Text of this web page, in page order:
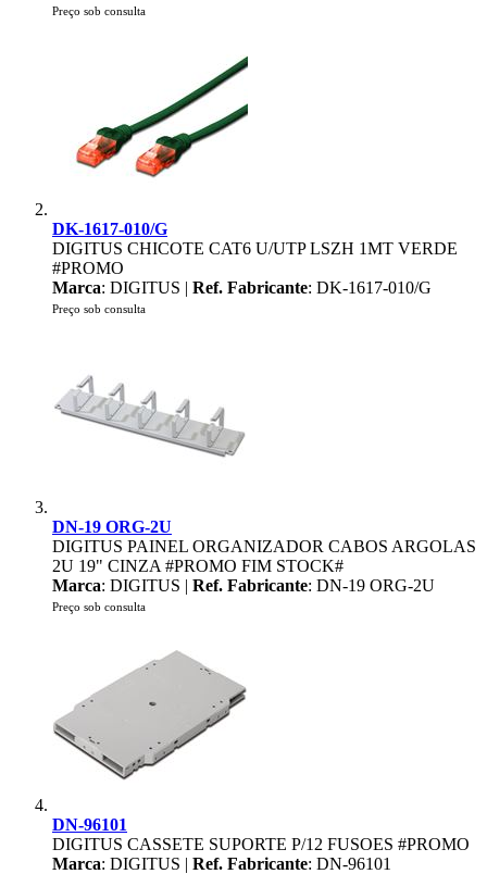
Preço sob consulta
DK-1617-010/G
DIGITUS CHICOTE CAT6 U/UTP LSZH 1MT VERDE
#PROMO
Marca: DIGITUS | Ref. Fabricante: DK-1617-010/G
Preço sob consulta
DN-19 ORG-2U
DIGITUS PAINEL ORGANIZADOR CABOS ARGOLAS
2U 19" CINZA #PROMO FIM STOCK#
Marca: DIGITUS | Ref. Fabricante: DN-19 ORG-2U
Preço sob consulta
DN-96101
DIGITUS CASSETE SUPORTE P/12 FUSOES #PROMO
Marca: DIGITUS | Ref. Fabricante: DN-96101